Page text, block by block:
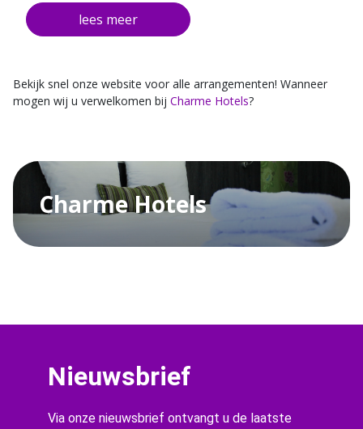
omgeving.
Bekijk snel onze website voor alle arrangementen! Wanneer
mogen wij u verwelkomen bij Charme Hotels?
Charme Hotels
Nieuwsbrief
Via onze nieuwsbrief ontvangt u de laatste